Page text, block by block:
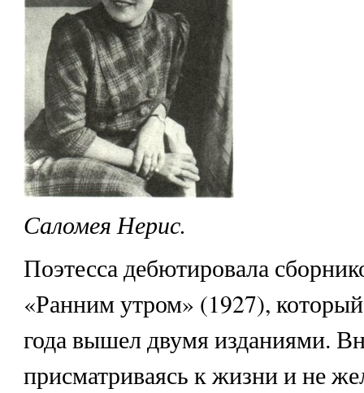
Саломея Нерис.
Поэтесса дебютировала
«Ранним утром» (1927), который
года вышел двумя изданиями.
присматриваясь к жизни и не